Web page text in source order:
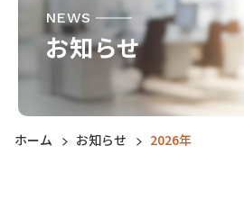
NEWS
お知らせ
ホーム お知らせ 2026年